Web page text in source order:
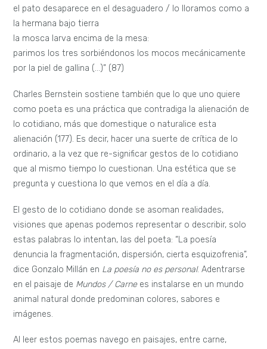
el pato desaparece en el desaguadero / lo lloramos como a
la hermana bajo tierra
la mosca larva encima de la mesa:
parimos los tres sorbiéndonos los mocos mecánicamente
por la piel de gallina (…)” (87)
Charles Bernstein sostiene también que lo que uno quiere
como poeta es una práctica que contradiga la alienación de
lo cotidiano, más que domestique o naturalice esta
alienación (177). Es decir, hacer una suerte de crítica de lo
ordinario, a la vez que re-significar gestos de lo cotidiano
que al mismo tiempo lo cuestionan. Una estética que se
pregunta y cuestiona lo que vemos en el día a día.
El gesto de lo cotidiano donde se asoman realidades,
visiones que apenas podemos representar o describir, solo
estas palabras lo intentan, las del poeta: “La poesía
denuncia la fragmentación, dispersión, cierta esquizofrenia”,
dice Gonzalo Millán en La poesía no es personal. Adentrarse
en el paisaje de Mundos / Carnees instalarse en un mundo
animal natural donde predominan colores, sabores e
imágenes.
Al leer estos poemas navego en paisajes, entre carne,